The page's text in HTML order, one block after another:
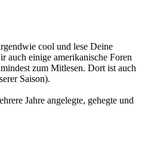
cool und lese Deine
auch einige amerikanische Foren
zum Mitlesen. Dort ist auch
Saison).
Jahre angelegte, gehegte und